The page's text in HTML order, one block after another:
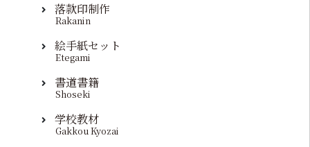
落款印制作
Rakanin
絵手紙セット
Etegami
書道書籍
Shoseki
学校教材
Gakkou Kyozai